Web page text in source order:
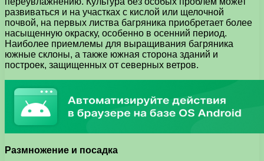
развиваться и на участках с кислой или щелочной
почвой, на первых листва багряника приобретает более
насыщенную окраску, особенно в осенний период.
Наиболее приемлемы для выращивания багряника
южные склоны, а также южная сторона зданий и
построек, защищенных от северных ветров.
Размножение и посадка